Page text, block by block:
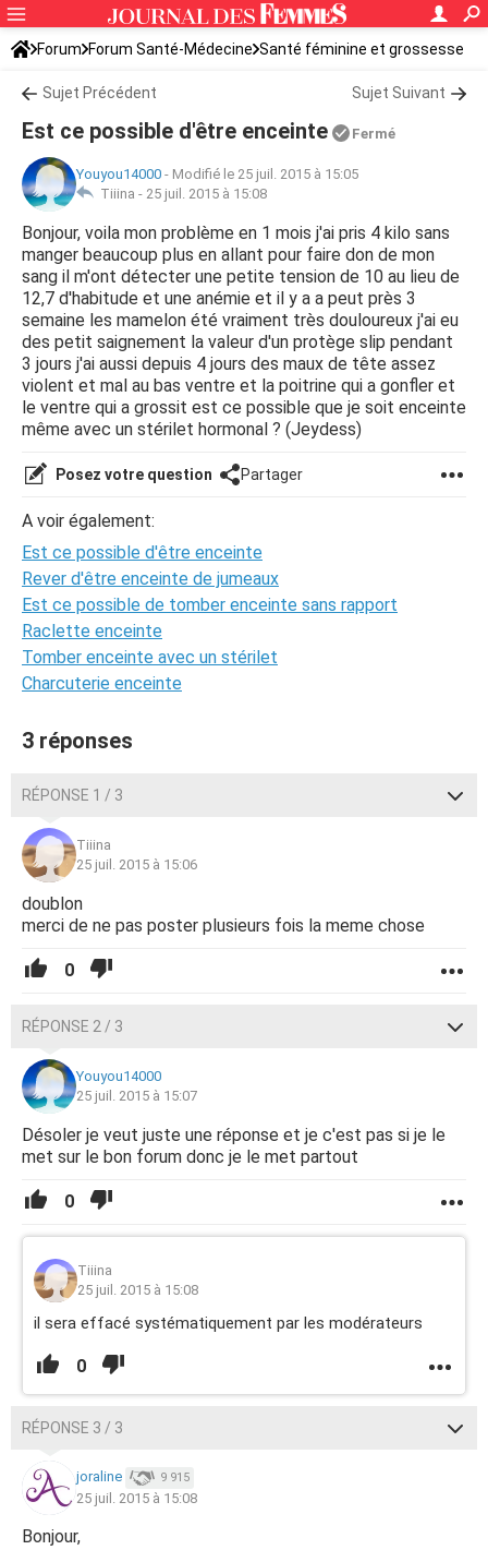
Forum Forum Santé-Médecine Santé féminine et grossesse
Tomber enceinte
Sujet Précédent Sujet Suivant
Est ce possible d'être enceinte Fermé
Youyou14000 - Modifié le 25 juil. 2015 à 15:05
Tiiina - 25 juil. 2015 à 15:08
Bonjour, voila mon problème en 1 mois j'ai pris 4 kilo sans
manger beaucoup plus en allant pour faire don de mon
sang il m'ont détecter une petite tension de 10 au lieu de
12,7 d'habitude et une anémie et il y a a peut près 3
semaine les mamelon été vraiment très douloureux j'ai eu
des petit saignement la valeur d'un protège slip pendant
3 jours j'ai aussi depuis 4 jours des maux de tête assez
violent et mal au bas ventre et la poitrine qui a gonfler et
le ventre qui a grossit est ce possible que je soit enceinte
même avec un stérilet hormonal ? (Jeydess)
Posez votre question Partager
A voir également:
Est ce possible d'être enceinte
Rever d'être enceinte de jumeaux
Est ce possible de tomber enceinte sans rapport
Raclette enceinte
Tomber enceinte avec un stérilet
Charcuterie enceinte
3 réponses
RÉPONSE 1 / 3
Tiiina
25 juil. 2015 à 15:06
doublon
merci de ne pas poster plusieurs fois la meme chose
0
RÉPONSE 2 / 3
Youyou14000
25 juil. 2015 à 15:07
Désoler je veut juste une réponse et je c'est pas si je le
met sur le bon forum donc je le met partout
0
Tiiina
25 juil. 2015 à 15:08
il sera effacé systématiquement par les modérateurs
0
RÉPONSE 3 / 3
joraline 9 915
25 juil. 2015 à 15:08
Bonjour,